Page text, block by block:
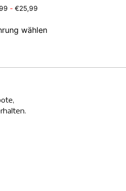
-€25,99
wählen